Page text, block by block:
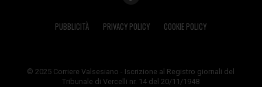
PUBBLICITÀ PRIVACY POLICY COOKIE POLICY
© 2025 Corriere Valsesiano - Iscrizione al Registro giornali del
Tribunale di Vercelli nr. 14 del 20/11/1948